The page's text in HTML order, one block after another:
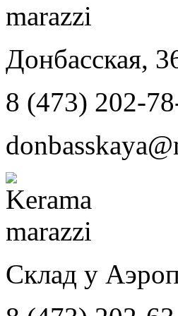
Донбасская,
8 (473) 202-
Склад у